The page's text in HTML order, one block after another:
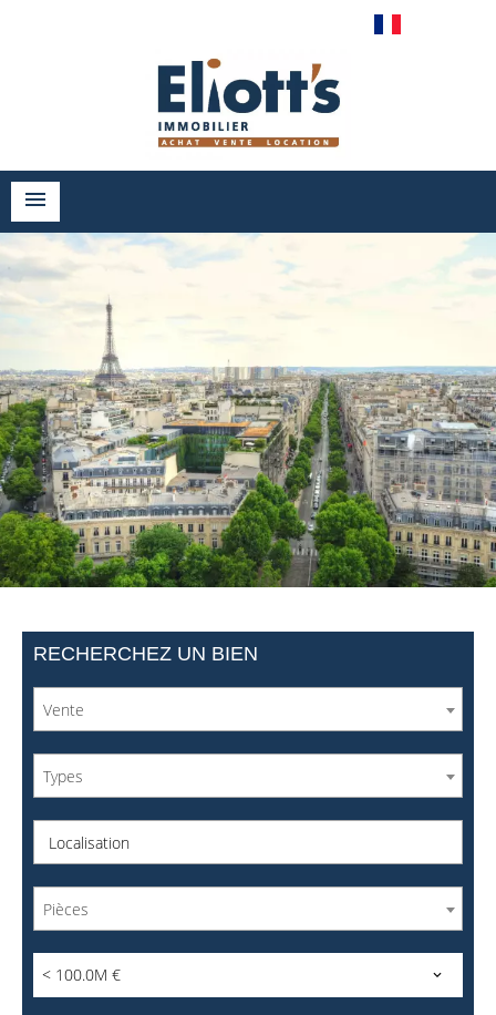
RECHERCHEZ UN BIEN
Vente
Types
Localisation
Pièces
< 100.0M €